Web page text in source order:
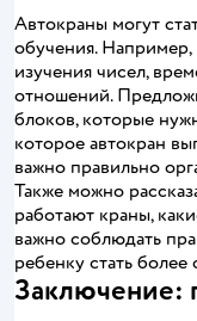
Автокраны могут
обучения. Например,
изучения чисел,
отношений.
блоков, которые
которое автокран
важно правильно
Также можно
работают краны,
важно соблюдать
ребенку стать
Заключение: